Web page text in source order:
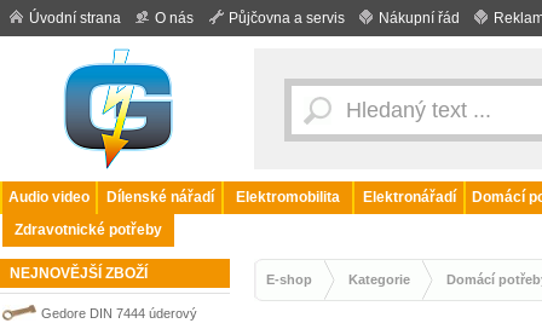
Úvodní strana O nás Půjčovna a servis Nákupní řád
Audio video Dílenské nářadí Elektromobilita Elektronářadí
Domácí
Zdravotnické potřeby
NEJNOVĚJŠÍ ZBOŽÍ
Gedore DIN 7444 úderový
E-shop Kategorie Domácí